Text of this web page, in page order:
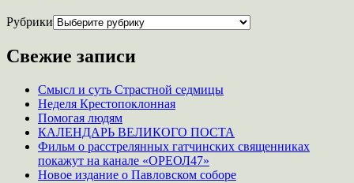
Рубрики
Свежие записи
Смысл и суть Страстной седмицы
Неделя Крестопоклонная
Помогая людям
КАЛЕНДАРЬ ВЕЛИКОГО ПОСТА
Фильм о расстрелянных гатчинских священниках
покажут на канале «ОРЕОЛ47»
Новое издание о Павловском соборе